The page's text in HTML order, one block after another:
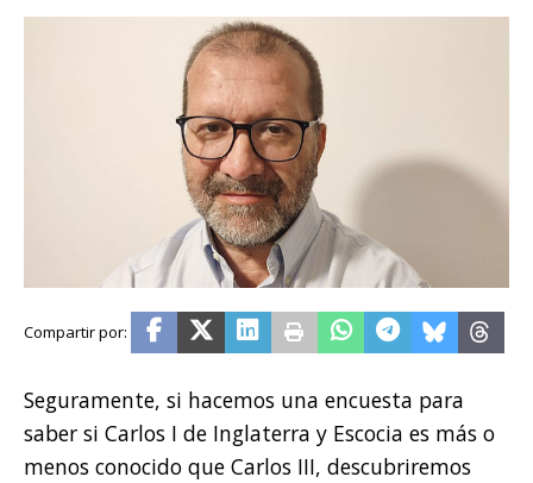
Seguramente, si hacemos una encuesta para
saber si Carlos I de Inglaterra y Escocia es más o
menos conocido que Carlos III, descubriremos